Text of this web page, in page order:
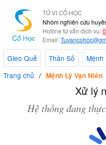
TỬ VI CỔ HỌC
Nhóm nghiên cứu
Hotline tư vấn dịch vụ:
Email:
Gieo Quẻ Thần Số Mệnh
Trang chủ
Mệnh Lý Vạn Niên
Xử lý
Hệ thống đang